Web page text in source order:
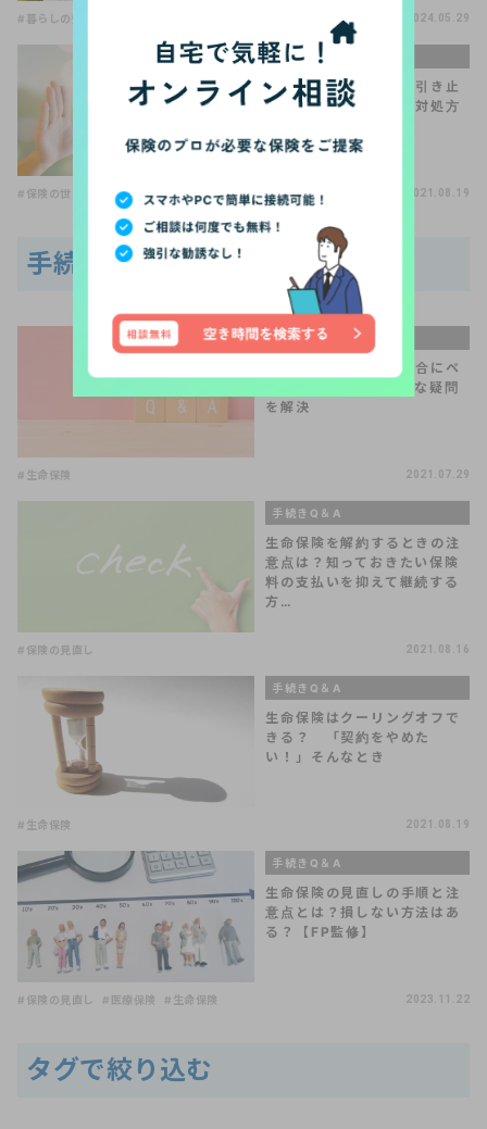
#暮らしの知識 2024.05.29
手続きQ＆A
気まずい保険の解約。引き止
められたらどうする？対処方
#保険の世界は複雑 #保険の見直し 2021.08.19
手続きQ＆Aの関連記事
手続きQ＆A
生命保険を解約した場合にペ
ナルティはある？素朴な疑問
を解決
#生命保険 2021.07.29
手続きQ＆A
生命保険を解約するときの注
意点は？知っておきたい保険
料の支払いを抑えて継続する
方…
#保険の見直し 2021.08.16
手続きQ＆A
生命保険はクーリングオフで
きる？ 「契約をやめた
い！」そんなとき
#生命保険 2021.08.19
手続きQ＆A
生命保険の見直しの手順と注
意点とは？損しない方法はあ
る？【FP監修】
#保険の見直し #医療保険 #生命保険 2023.11.22
タグで絞り込む